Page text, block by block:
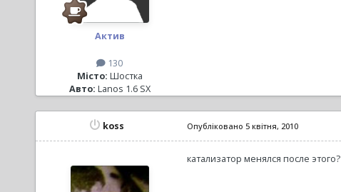
Актив
130
Місто: Шостка
Авто: Lanos 1.6 SX
koss Опубліковано 5 квітня, 2010
катализатор менялся после этого?